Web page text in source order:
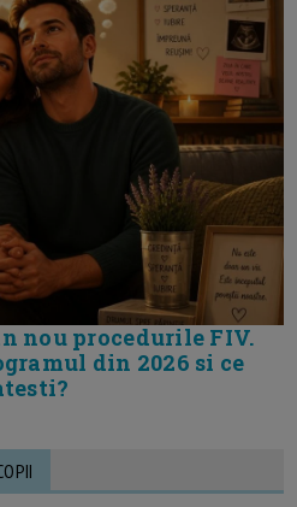
nou procedurile FIV.
din 2026 si ce